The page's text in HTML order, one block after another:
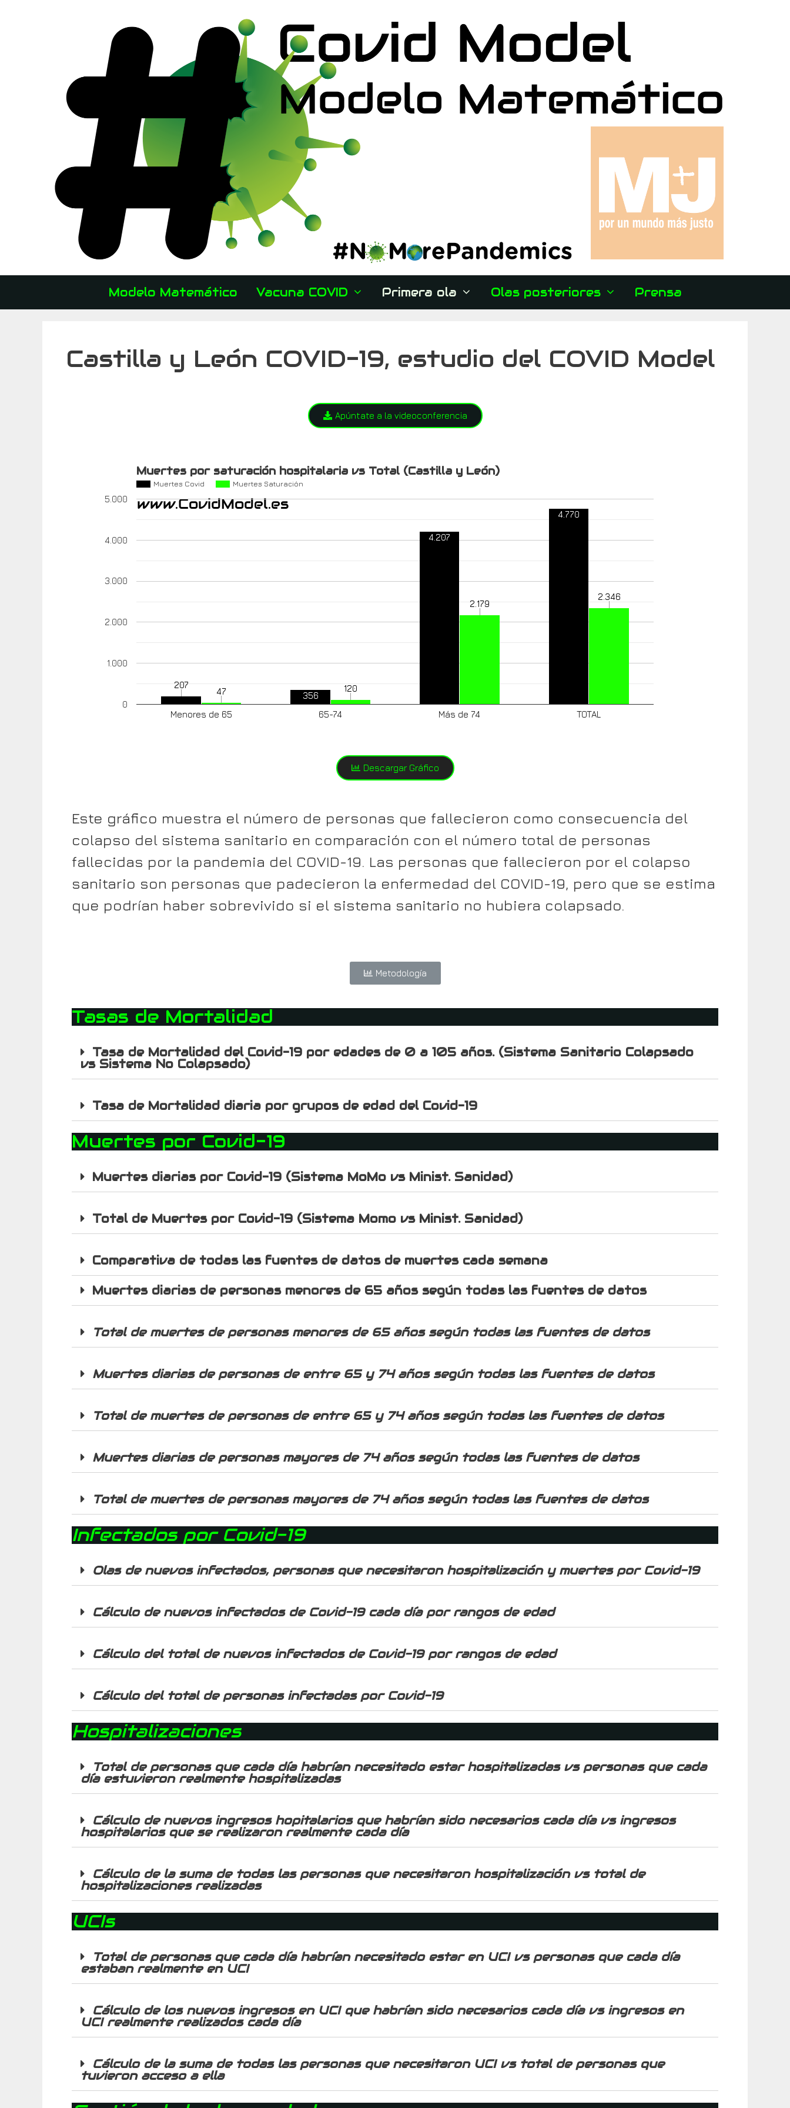
Modelo Matemático Vacuna COVID Primera ola Olas posteriores Prensa
Castilla y León COVID-19, estudio del COVID Model
Apúntate a la videoconferencia
Muertes por saturación hospitalaria vs Total (Castilla y León)
Muertes Covid Muertes Saturación
Menores de 65 65-74 Más de 74 TOTAL
0
1.000
2.000
3.000
4.000
5.000
207
356
4.207
4.770
47 120
2.179
2.346
Descargar Gráfico
Este gráfico muestra el número de personas que fallecieron como consecuencia del
colapso del sistema sanitario en comparación con el número total de personas
fallecidas por la pandemia del COVID-19. Las personas que fallecieron por el colapso
sanitario son personas que padecieron la enfermedad del COVID-19, pero que se estima
que podrían haber sobrevivido si el sistema sanitario no hubiera colapsado.
Metodología
Tasas de Mortalidad
Tasa de Mortalidad del Covid-19 por edades de 0 a 105 años. (Sistema Sanitario Colapsado
vs Sistema No Colapsado)
Tasa de Mortalidad diaria por grupos de edad del Covid-19
Muertes por Covid-19
Muertes diarias por Covid-19 (Sistema MoMo vs Minist. Sanidad)
Total de Muertes por Covid-19 (Sistema Momo vs Minist. Sanidad)
Comparativa de todas las fuentes de datos de muertes cada semana
Muertes diarias de personas menores de 65 años según todas las fuentes de datos
Total de muertes de personas menores de 65 años según todas las fuentes de datos
Muertes diarias de personas de entre 65 y 74 años según todas las fuentes de datos
Total de muertes de personas de entre 65 y 74 años según todas las fuentes de datos
Muertes diarias de personas mayores de 74 años según todas las fuentes de datos
Total de muertes de personas mayores de 74 años según todas las fuentes de datos
Infectados por Covid-19
Olas de nuevos infectados, personas que necesitaron hospitalización y muertes por Covid-19
Cálculo de nuevos infectados de Covid-19 cada día por rangos de edad
Cálculo del total de nuevos infectados de Covid-19 por rangos de edad
Cálculo del total de personas infectadas por Covid-19
Hospitalizaciones
Total de personas que cada día habrían necesitado estar hospitalizadas vs personas que cada
día estuvieron realmente hospitalizadas
Cálculo de nuevos ingresos hopitalarios que habrían sido necesarios cada día vs ingresos
hospitalarios que se realizaron realmente cada día
Cálculo de la suma de todas las personas que necesitaron hospitalización vs total de
hospitalizaciones realizadas
UCIs
Total de personas que cada día habrían necesitado estar en UCI vs personas que cada día
estaban realmente en UCI
Cálculo de los nuevos ingresos en UCI que habrían sido necesarios cada día vs ingresos en
UCI realmente realizados cada día
Cálculo de la suma de todas las personas que necesitaron UCI vs total de personas que
tuvieron acceso a ella